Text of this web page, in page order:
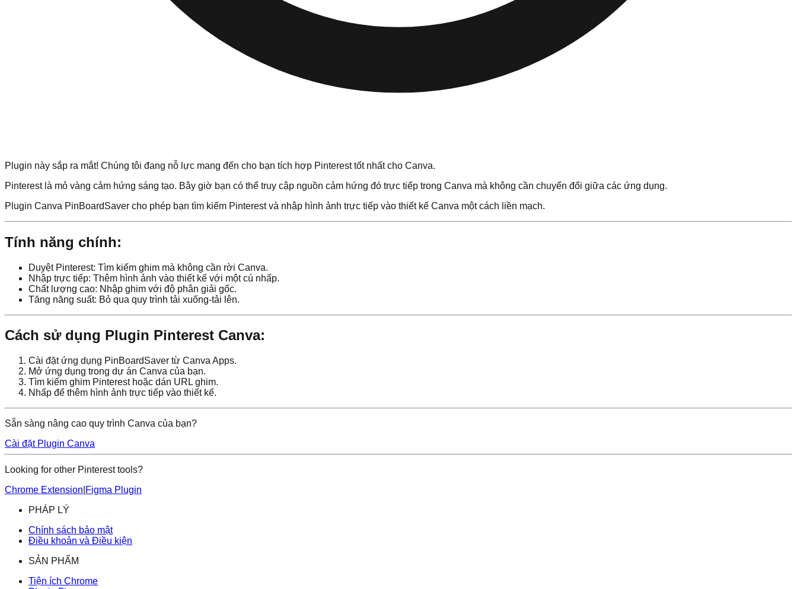
Plugin này sắp ra mắt! Chúng tôi đang nỗ lực mang đến cho bạn tích hợp Pinterest tốt nhất cho Canva.
Pinterest là mỏ vàng cảm hứng sáng tạo. Bây giờ bạn có thể truy cập nguồn cảm hứng đó trực tiếp trong Canva mà không cần chuyển đổi giữa các ứng dụng.
Plugin Canva PinBoardSaver cho phép bạn tìm kiếm Pinterest và nhập hình ảnh trực tiếp vào thiết kế Canva một cách liền mạch.
Tính năng chính:
Duyệt Pinterest: Tìm kiếm ghim mà không cần rời Canva.
Nhập trực tiếp: Thêm hình ảnh vào thiết kế với một cú nhấp.
Chất lượng cao: Nhập ghim với độ phân giải gốc.
Tăng năng suất: Bỏ qua quy trình tải xuống-tải lên.
Cách sử dụng Plugin Pinterest Canva:
Cài đặt ứng dụng PinBoardSaver từ Canva Apps.
Mở ứng dụng trong dự án Canva của bạn.
Tìm kiếm ghim Pinterest hoặc dán URL ghim.
Nhấp để thêm hình ảnh trực tiếp vào thiết kế.
Sẵn sàng nâng cao quy trình Canva của bạn?
Cài đặt Plugin Canva
Looking for other Pinterest tools?
Chrome Extension Figma Plugin
PHÁP LÝ
Chính sách bảo mật
Điều khoản và Điều kiện
SẢN PHẨM
Tiện ích Chrome